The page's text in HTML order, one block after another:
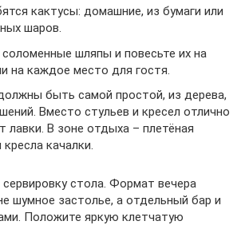
кактусы: домашние, из бумаги или
шаров.
шляпы и повесьте их на
на каждое место для гостя.
быть самой простой, из дерева,
Вместо стульев и кресел отлично
лавки. В зоне отдыха – плетёная
качалки.
стола. Формат вечера
шумное застолье, а отдельный бар и
Положите яркую клетчатую